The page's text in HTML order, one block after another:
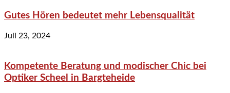
Gutes Hören bedeutet mehr Lebensqualität
Juli 23, 2024
Kompetente Beratung und modischer Chic bei
Optiker Scheel in Bargteheide